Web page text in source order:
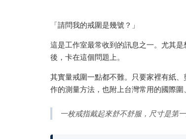
「請問我的戒圍是幾號？」
這是工作室最常收到的訊息之一。尤其
後，卡在這個問題上。
其實量戒圍一點都不難。只要家裡有紙
作的測量方法，也附上台灣常用的國際
一枚戒指戴起來舒不舒服，尺寸是第